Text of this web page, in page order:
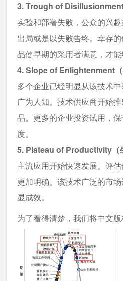
3. Trough of Disillusionment
实验和部署失败，公众的兴
出局或是以失败告终。幸存
品使早期的采用者满意，才能
4. Slope of Enlightenment（
多个企业已经明显从该技术
广为人知。技术供应商开始
品。更多的企业投资试用，
度。
5. Plateau of Productivity（
主流应用开始快速发展。评
更加明确。该技术广泛的市
显成效。
为了看得清楚，我们将中文版